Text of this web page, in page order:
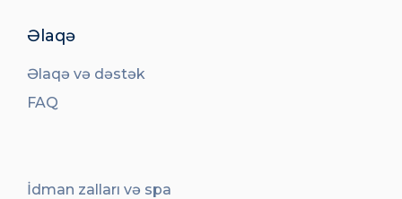
Əlaqə
Əlaqə və dəstək
FAQ
İdman zalları və spa